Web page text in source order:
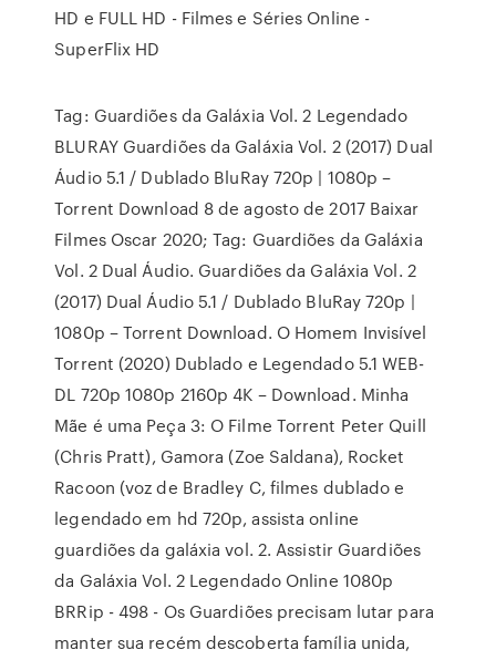
HD e FULL HD - Filmes e Séries Online -
SuperFlix HD
Tag: Guardiões da Galáxia Vol. 2 Legendado
BLURAY Guardiões da Galáxia Vol. 2 (2017) Dual
Áudio 5.1 / Dublado BluRay 720p | 1080p –
Torrent Download 8 de agosto de 2017 Baixar
Filmes Oscar 2020; Tag: Guardiões da Galáxia
Vol. 2 Dual Áudio. Guardiões da Galáxia Vol. 2
(2017) Dual Áudio 5.1 / Dublado BluRay 720p |
1080p – Torrent Download. O Homem Invisível
Torrent (2020) Dublado e Legendado 5.1 WEB-
DL 720p 1080p 2160p 4K – Download. Minha
Mãe é uma Peça 3: O Filme Torrent Peter Quill
(Chris Pratt), Gamora (Zoe Saldana), Rocket
Racoon (voz de Bradley C, filmes dublado e
legendado em hd 720p, assista online
guardiões da galáxia vol. 2. Assistir Guardiões
da Galáxia Vol. 2 Legendado Online 1080p
BRRip - 498 - Os Guardiões precisam lutar para
manter sua recém descoberta família unida,